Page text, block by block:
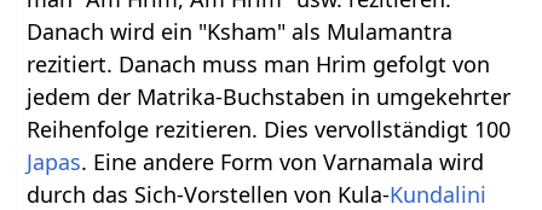
Danach wird ein "Ksham" als Mulamantra
rezitiert. Danach muss man Hrim gefolgt von
jedem der Matrika-Buchstaben in umgekehrter
Reihenfolge rezitieren. Dies vervollständigt 100
Japas. Eine andere Form von Varnamala wird
durch das Sich-Vorstellen von Kula-Kundalini